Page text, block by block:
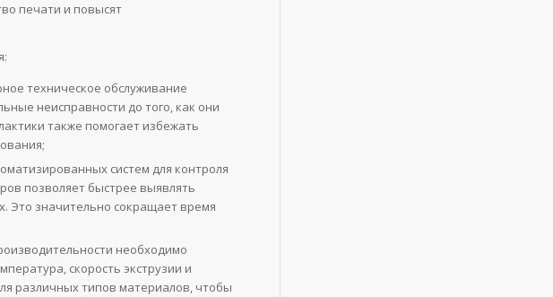
печати и повысят
техническое обслуживание
неисправности до того, как они
также помогает избежать
систем для контроля
позволяет быстрее выявлять
Это значительно сокращает время
необходимо
скорость экструзии и
различных типов материалов, чтобы